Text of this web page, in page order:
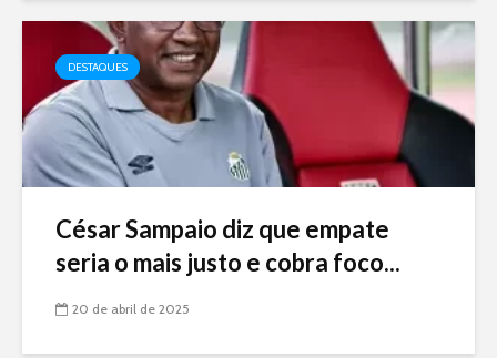
DESTAQUES
César Sampaio diz que empate
seria o mais justo e cobra foco...
20 de abril de 2025